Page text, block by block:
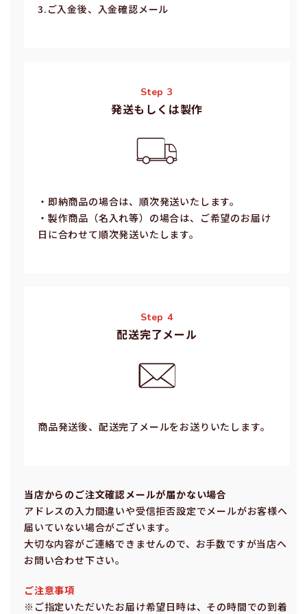
3.ご⼊⾦後、⼊⾦確認メール
Step 3
発送もしくは製作
・即納商品の場合は、順次発送いたします。
・製作商品（名⼊れ等）の場合は、ご希望のお届け
⽇に合わせて順次発送いたします。
Step 4
配送完了メール
商品発送後、配送完了メールをお送りいたします。
当店からのご注⽂確認メールが届かない場合
アドレスの⼊⼒間違いや受信拒否設定でメールがお客様へ
届いていない場合がございます。
⼤切な内容がご連絡できませんので、お⼿数ですが当店へ
お問い合わせ下さい。
ご注意事項
※ご指定いただいたお届け希望⽇時は、その時間での到着